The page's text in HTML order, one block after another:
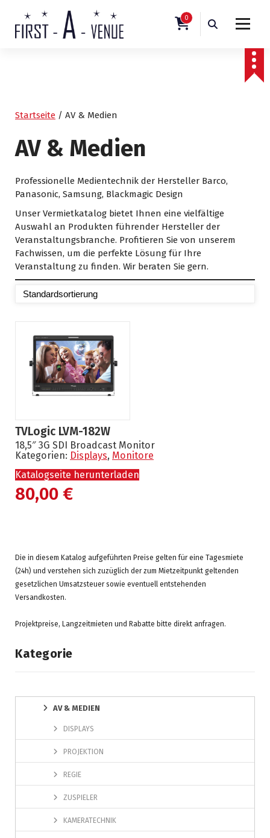
0
Startseite / AV & Medien
AV & Medien
Professionelle Medientechnik der Hersteller Barco,
Panasonic, Samsung, Blackmagic Design
Unser Vermietkatalog bietet Ihnen eine vielfältige
Auswahl an Produkten führender Hersteller der
Veranstaltungsbranche. Profitieren Sie von unserem
Fachwissen, um die perfekte Lösung für Ihre
Veranstaltung zu finden. Wir beraten Sie gern.
TVLogic LVM-182W
18,5″ 3G SDI Broadcast Monitor
Kategorien: Displays, Monitore
Katalogseite herunterladen
80,00 €
Die in diesem Katalog aufgeführten Preise gelten für eine Tagesmiete
(24h) und verstehen sich zuzüglich der zum Mietzeitpunkt geltenden
gesetzlichen Umsatzsteuer sowie eventuell entstehenden
Versandkosten.
Projektpreise, Langzeitmieten und Rabatte bitte direkt anfragen.
Kategorie
AV & MEDIEN
DISPLAYS
PROJEKTION
REGIE
ZUSPIELER
KAMERATECHNIK